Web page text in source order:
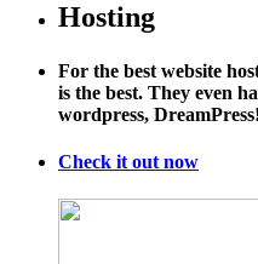
Hosting
For the best website
is the best. They even
wordpress, DreamPress!
Check it out now